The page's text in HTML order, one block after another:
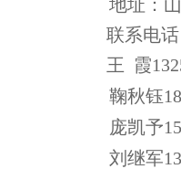
地址：
联系电话
王
霞
鞠秋钰
庞凯予
刘继军1